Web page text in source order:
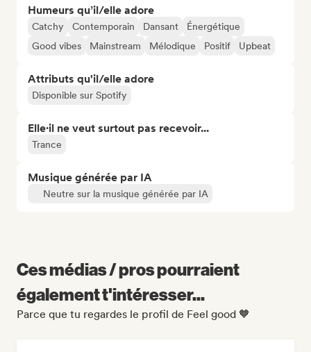
Humeurs qu’il/elle adore
Catchy Contemporain Dansant
Énergétique
Good vibes
Mainstream Mélodique Positif Upbeat
Attributs qu'il/elle adore
Disponible sur Spotify
Elle·il ne veut surtout pas recevoir...
Trance
Musique générée par IA
Neutre sur la musique générée par IA
Ces médias / pros pourraient
également t'intéresser...
Parce que tu regardes le profil de Feel good 🧡